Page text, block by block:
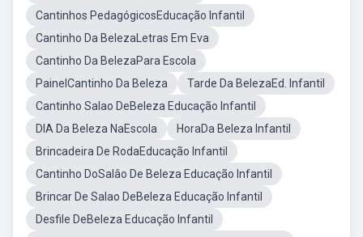
Cantinhos PedagógicosEducação Infantil
Cantinho Da BelezaLetras Em Eva
Cantinho Da BelezaPara Escola
PainelCantinho Da Beleza
Tarde Da BelezaEd. Infantil
Cantinho Salao DeBeleza Educação Infantil
DIA Da Beleza NaEscola
HoraDa Beleza Infantil
Brincadeira De RodaEducação Infantil
Cantinho DoSalâo De Beleza Educação Infantil
Brincar De Salao DeBeleza Educação Infantil
Desfile DeBeleza Educação Infantil